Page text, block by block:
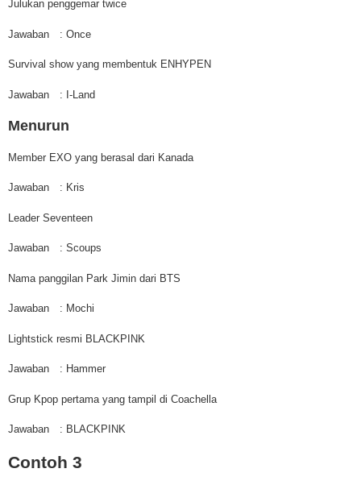
Julukan penggemar twice
Jawaban : Once
Survival show yang membentuk ENHYPEN
Jawaban : I-Land
Menurun
Member EXO yang berasal dari Kanada
Jawaban : Kris
Leader Seventeen
Jawaban : Scoups
Nama panggilan Park Jimin dari BTS
Jawaban : Mochi
Lightstick resmi BLACKPINK
Jawaban : Hammer
Grup Kpop pertama yang tampil di Coachella
Jawaban : BLACKPINK
Contoh 3